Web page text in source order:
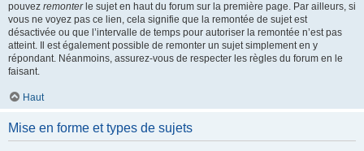
pouvez remonterle sujet en haut du forum sur la première page. Par ailleurs, si
vous ne voyez pas ce lien, cela signifie que la remontée de sujet est
désactivée ou que l’intervalle de temps pour autoriser la remontée n’est pas
atteint. Il est également possible de remonter un sujet simplement en y
répondant. Néanmoins, assurez-vous de respecter les règles du forum en le
faisant.
Haut
Mise en forme et types de sujets